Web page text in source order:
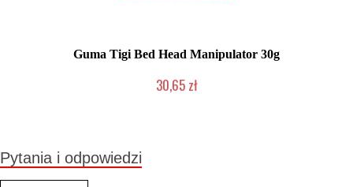
Guma Tigi Bed Head Manipulator 30g
30,65 zł
Pytania i odpowiedzi